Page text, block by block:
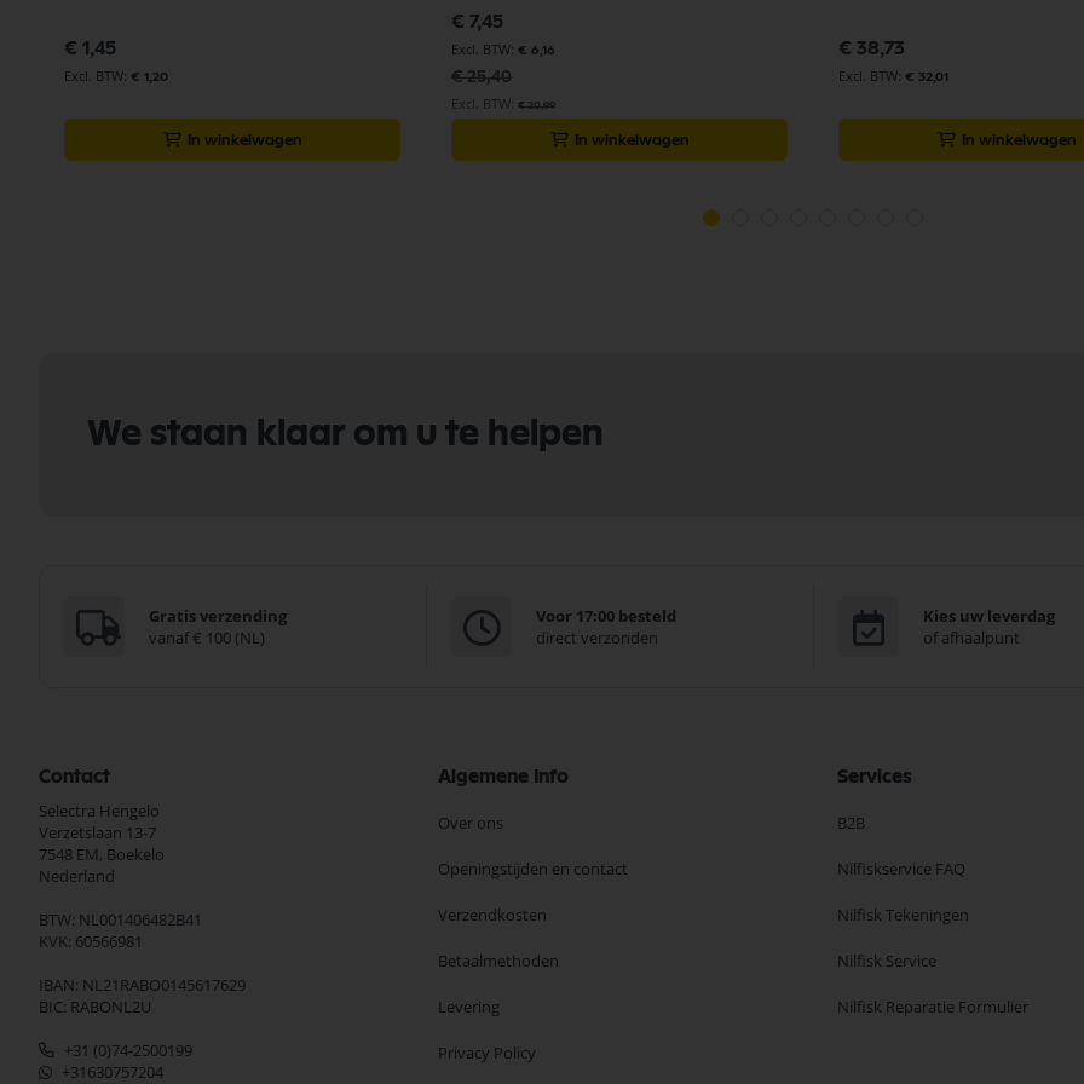
€ 1,45
€ 1,20
In winkelwagen
Speciale
prijs
€ 7,45
€ 6,16
€ 25,40
€ 20,99
In winkelwagen
€ 38,73
€ 32,01
In winkelwagen
We staan klaar om u te helpen
Gratis verzending
vanaf € 100 (NL)
Voor 17:00 besteld
direct verzonden
Kies uw leverdag
of afhaalpunt
Contact
Selectra Hengelo
Verzetslaan 13-7
7548 EM, Boekelo
Nederland
BTW: NL001406482B41
KVK: 60566981
IBAN: NL21RABO0145617629
BIC: RABONL2U
+31 (0)74-2500199
+31630757204
Algemene Info
Over ons
Openingstijden en contact
Verzendkosten
Betaalmethoden
Levering
Privacy Policy
Services
B2B
Nilfiskservice FAQ
Nilfisk Tekeningen
Nilfisk Service
Nilfisk Reparatie Formulier